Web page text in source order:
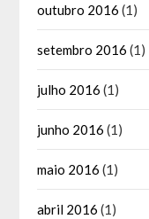
outubro 2016 (1)
setembro 2016 (1)
julho 2016 (1)
junho 2016 (1)
maio 2016 (1)
abril 2016 (1)